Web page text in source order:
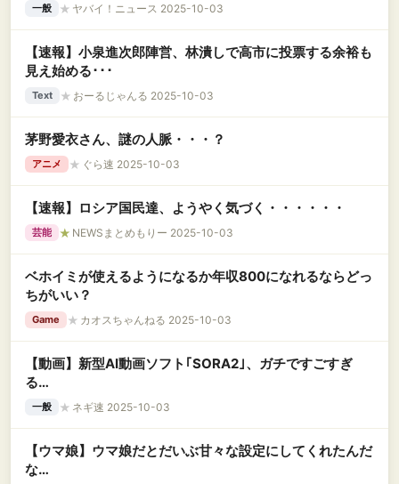
一般 ★ ヤバイ！ニュース 2025-10-03
【速報】小泉進次郎陣営、林潰しで高市に投票する余裕も
見え始める･･･
Text ★ おーるじゃんる 2025-10-03
茅野愛衣さん、謎の人脈・・・？
アニメ ★ ぐら速 2025-10-03
【速報】ロシア国民達、ようやく気づく・・・・・・
芸能 ★ NEWSまとめもりー 2025-10-03
ベホイミが使えるようになるか年収800になれるならどっ
ちがいい？
Game ★ カオスちゃんねる 2025-10-03
【動画】新型AI動画ソフト｢SORA2｣、ガチですごすぎ
る…
一般 ★ ネギ速 2025-10-03
【ウマ娘】ウマ娘だとだいぶ甘々な設定にしてくれたんだ
な…